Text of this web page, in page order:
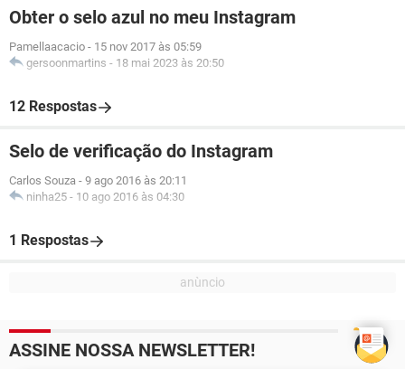
Obter o selo azul no meu Instagram
Pamellaacacio - 15 nov 2017 às 05:59
gersoonmartins - 18 mai 2023 às 20:50
12 Respostas
Selo de verificação do Instagram
Carlos Souza - 9 ago 2016 às 20:11
ninha25 - 10 ago 2016 às 04:30
1 Respostas
ASSINE NOSSA NEWSLETTER!